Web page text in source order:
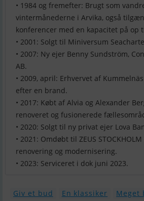
• 1984 og fremefter: Brugt som
vintermånederne i Arvika, også
konferencer med en kapacitet på op
• 2001: Solgt til Miniversum
• 2007: Ny ejer Benny Sundström,
AB.
• 2009, april: Erhvervet af Kummelnäs
efter en brand.
• 2017: Købt af Alvia og Alexander
renoveret og fusionerede
• 2020: Solgt til ny privat ejer Lova
• 2021: Omdøbt til ZEUS
renovering og modernisering.
• 2023: Serviceret i dok juni 2023.
Giv et bud En klassiker
Meget